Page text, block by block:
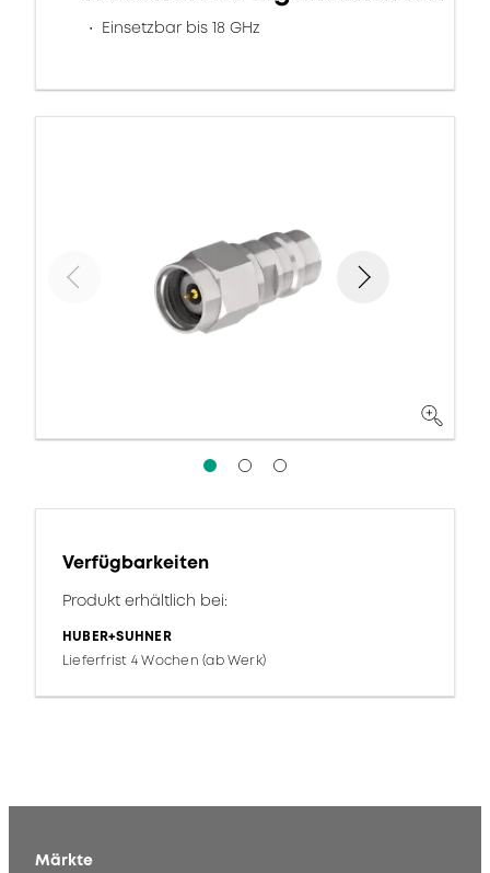
Einsetzbar bis 18 GHz
Verfügbarkeiten
Produkt erhältlich bei:
HUBER+SUHNER
Lieferfrist 4 Wochen (ab Werk)
Märkte